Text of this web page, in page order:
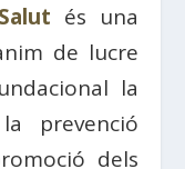
és una
de lucre
la
prevenció
dels